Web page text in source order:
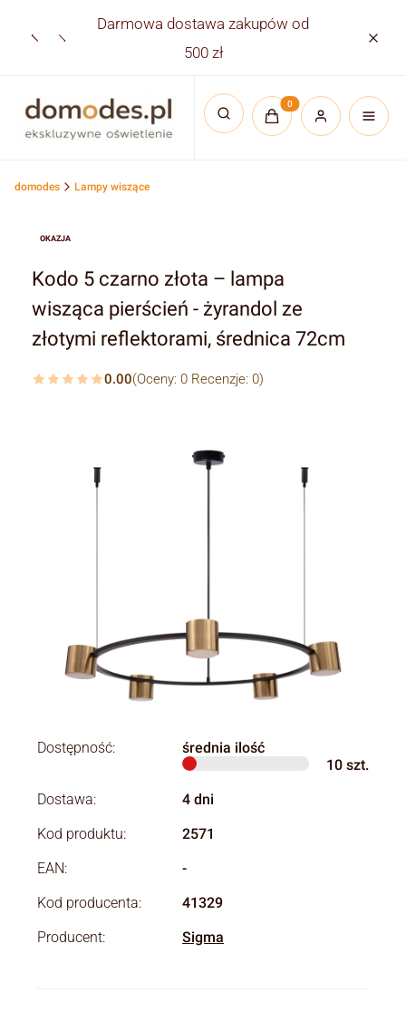
Darmowa dostawa zakupów od
500 zł
Otwórz wyszukiwarkę
Produkty w
domodes Lampy wiszące
OKAZJA
Kodo 5 czarno złota – lampa
wisząca pierścień - żyrandol ze
złotymi reflektorami, średnica 72cm
0.00(Oceny: 0 Recenzje: 0)
Dostępność:
średnia ilość
10 szt.
Dostawa:
4 dni
Kod produktu:
2571
EAN:
-
Kod producenta:
41329
Producent:
Sigma